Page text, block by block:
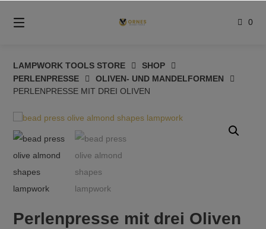
zum
Inhalt
0
LAMPWORK TOOLS STORE
SHOP
PERLENPRESSE
OLIVEN- UND MANDELFORMEN
PERLENPRESSE MIT DREI OLIVEN
Perlenpresse mit drei Oliven